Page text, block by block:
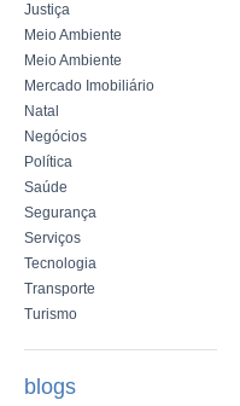
Justiça
Meio Ambiente
Meio Ambiente
Mercado Imobiliário
Natal
Negócios
Política
Saúde
Segurança
Serviços
Tecnologia
Transporte
Turismo
blogs